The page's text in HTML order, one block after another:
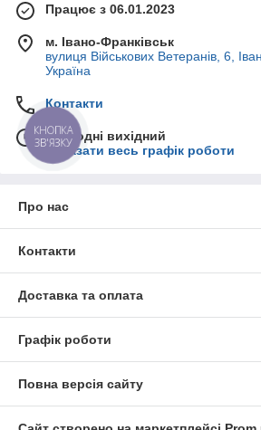
Працює з 06.01.2023
м. Івано-Франківськ
вулиця Військових Ветеранів, 6,
Україна
Контакти
Сьогодні вихідний
Показати весь графік роботи
Про нас
Контакти
Доставка та оплата
Графік роботи
Повна версія сайту
КНОПКА
ЗВ'ЯЗКУ